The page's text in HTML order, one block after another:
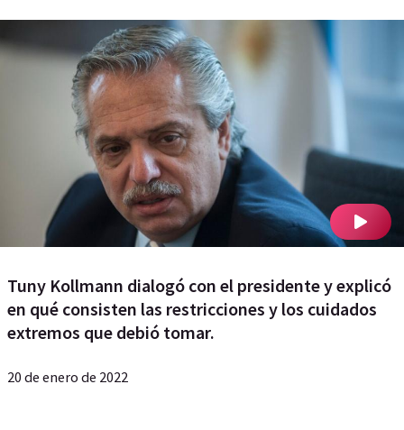
Tuny Kollmann dialogó con el presidente y explicó
en qué consisten las restricciones y los cuidados
extremos que debió tomar.
20 de enero de 2022